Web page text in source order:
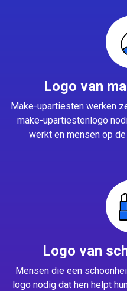
Logo van
Make-upartiesten werken
make-upartiestenlogo
werkt en mensen op
Logo van
Mensen die een
logo nodig dat hen helpt